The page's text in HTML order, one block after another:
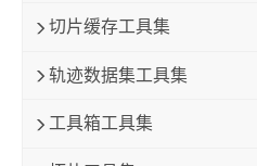
切片缓存工具集
轨迹数据集工具集
工具箱工具集